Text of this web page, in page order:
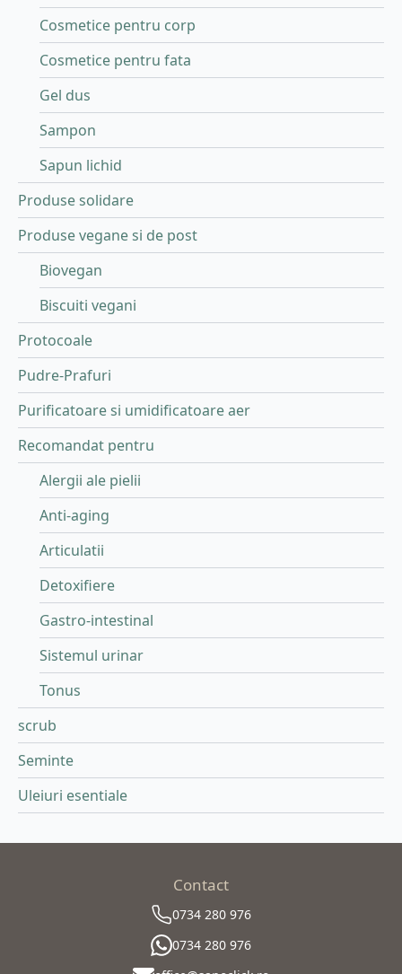
Cosmetice pentru corp
Cosmetice pentru fata
Gel dus
Sampon
Sapun lichid
Produse solidare
Produse vegane si de post
Biovegan
Biscuiti vegani
Protocoale
Pudre-Prafuri
Purificatoare si umidificatoare aer
Recomandat pentru
Alergii ale pielii
Anti-aging
Articulatii
Detoxifiere
Gastro-intestinal
Sistemul urinar
Tonus
scrub
Seminte
Uleiuri esentiale
Contact
0734 280 976
0734 280 976